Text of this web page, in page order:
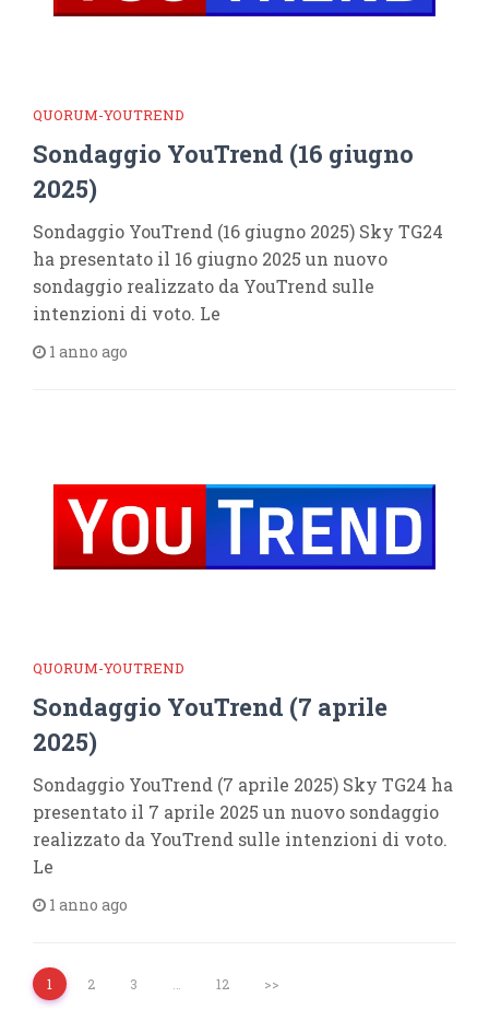
QUORUM-YOUTREND
Sondaggio YouTrend (16 giugno
2025)
Sondaggio YouTrend (16 giugno 2025) Sky TG24
ha presentato il 16 giugno 2025 un nuovo
sondaggio realizzato da YouTrend sulle
intenzioni di voto. Le
1 anno ago
QUORUM-YOUTREND
Sondaggio YouTrend (7 aprile
2025)
Sondaggio YouTrend (7 aprile 2025) Sky TG24 ha
presentato il 7 aprile 2025 un nuovo sondaggio
realizzato da YouTrend sulle intenzioni di voto.
Le
1 anno ago
1 2 3 12 >>